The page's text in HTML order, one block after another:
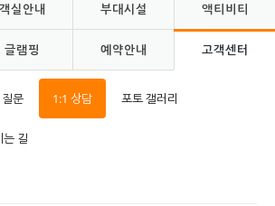
객실안내 부대시설 액티비티
글램핑 예약안내 고객센터
문 1:1 상담 포토 갤러리
는 길